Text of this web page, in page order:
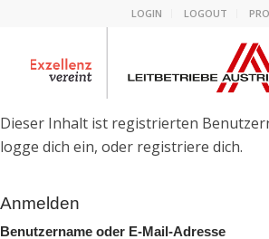
LOGIN LOGOUT
Dieser Inhalt ist registrierten
logge dich ein, oder registriere dich.
Anmelden
Benutzername oder E-Mail-Adresse